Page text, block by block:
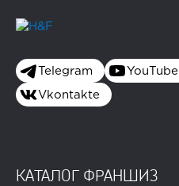
Telegram YouTube
Vkontakte
КАТАЛОГ ФРАНШИЗ